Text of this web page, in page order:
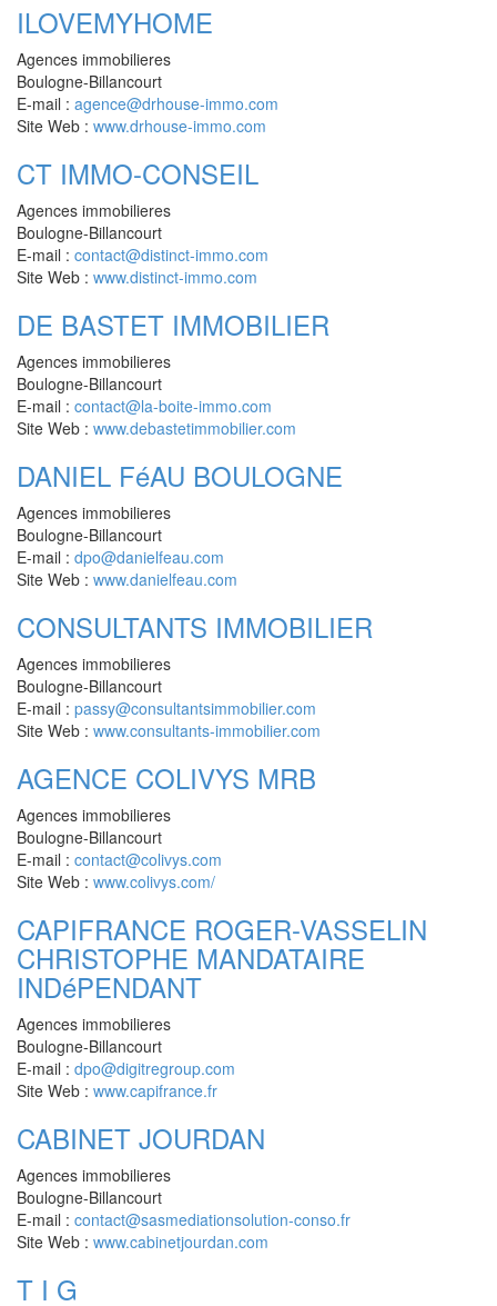
ILOVEMYHOME
Agences immobilieres
Boulogne-Billancourt
E-mail : agence@drhouse-immo.com
Site Web : www.drhouse-immo.com
CT IMMO-CONSEIL
Agences immobilieres
Boulogne-Billancourt
E-mail : contact@distinct-immo.com
Site Web : www.distinct-immo.com
DE BASTET IMMOBILIER
Agences immobilieres
Boulogne-Billancourt
E-mail : contact@la-boite-immo.com
Site Web : www.debastetimmobilier.com
DANIEL FéAU BOULOGNE
Agences immobilieres
Boulogne-Billancourt
E-mail : dpo@danielfeau.com
Site Web : www.danielfeau.com
CONSULTANTS IMMOBILIER
Agences immobilieres
Boulogne-Billancourt
E-mail : passy@consultantsimmobilier.com
Site Web : www.consultants-immobilier.com
AGENCE COLIVYS MRB
Agences immobilieres
Boulogne-Billancourt
E-mail : contact@colivys.com
Site Web : www.colivys.com/
CAPIFRANCE ROGER-VASSELIN
CHRISTOPHE MANDATAIRE
INDéPENDANT
Agences immobilieres
Boulogne-Billancourt
E-mail : dpo@digitregroup.com
Site Web : www.capifrance.fr
CABINET JOURDAN
Agences immobilieres
Boulogne-Billancourt
E-mail : contact@sasmediationsolution-conso.fr
Site Web : www.cabinetjourdan.com
T I G